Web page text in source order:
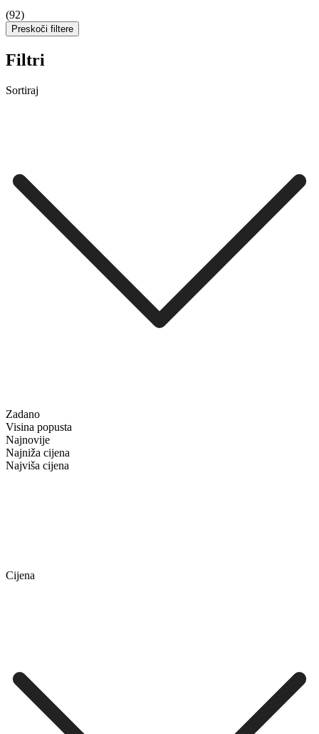
(92)
Preskoči filtere
Filtri
Sortiraj
Zadano
Visina popusta
Najnovije
Najniža cijena
Najviša cijena
Cijena